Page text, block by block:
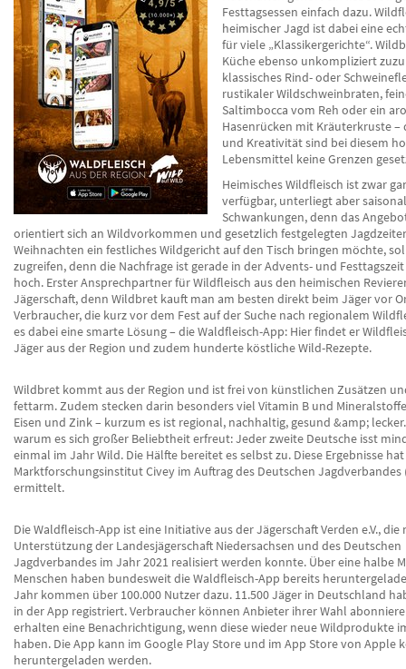
Festtagsessen einfach dazu.
heimischer Jagd ist dabei eine
für viele „Klassikergerichte“.
Küche ebenso unkompliziert
klassisches Rind- oder
rustikaler Wildschweinbraten,
Saltimbocca vom Reh oder ein
Hasenrücken mit Kräuterkruste
und Kreativität sind bei diesem
Lebensmittel keine Grenzen
Heimisches Wildfleisch ist zwar
verfügbar, unterliegt aber
Schwankungen, denn das
orientiert sich an Wildvorkommen und gesetzlich festgelegten
Weihnachten ein festliches Wildgericht auf den Tisch bringen möchte,
zugreifen, denn die Nachfrage ist gerade in der Advents- und
hoch. Erster Ansprechpartner für Wildfleisch aus den heimischen
Jägerschaft, denn Wildbret kauft man am besten direkt beim Jäger vor
Verbraucher, die kurz vor dem Fest auf der Suche nach regionalem
es dabei eine smarte Lösung – die Waldfleisch-App: Hier findet er
Jäger aus der Region und zudem hunderte köstliche Wild-Rezepte.
Wildbret kommt aus der Region und ist frei von künstlichen Zusätzen
fettarm. Zudem stecken darin besonders viel Vitamin B und
Eisen und Zink – kurzum es ist regional, nachhaltig, gesund &amp;
warum es sich großer Beliebtheit erfreut: Jeder zweite Deutsche isst
einmal im Jahr Wild. Die Hälfte bereitet es selbst zu. Diese Ergebnisse
Marktforschungsinstitut Civey im Auftrag des Deutschen Jagdverbandes
ermittelt.
Die Waldfleisch-App ist eine Initiative aus der Jägerschaft Verden e.V., die
Unterstützung der Landesjägerschaft Niedersachsen und des Deutschen
Jagdverbandes im Jahr 2021 realisiert werden konnte. Über eine halbe
Menschen haben bundesweit die Waldfleisch-App bereits
Jahr kommen über 100.000 Nutzer dazu. 11.500 Jäger in Deutschland
in der App registriert. Verbraucher können Anbieter ihrer Wahl
erhalten eine Benachrichtigung, wenn diese wieder neue Wildprodukte
haben. Die App kann im Google Play Store und im App Store von Apple
heruntergeladen werden.